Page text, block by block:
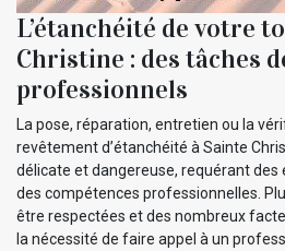
L’étanchéité de votre
Christine : des tâches
professionnels
La pose, réparation, entretien ou la
revêtement d’étanchéité à Sainte
délicate et dangereuse, requérant
des compétences professionnelles.
être respectées et des nombreux
la nécessité de faire appel à un